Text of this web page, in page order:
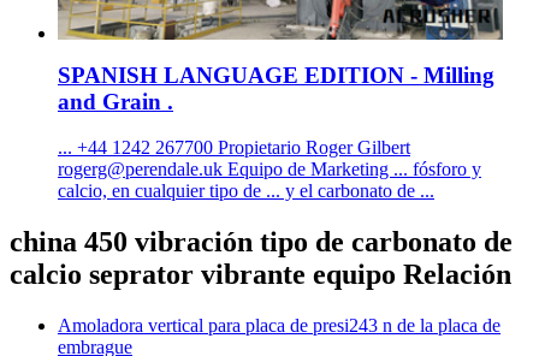
SPANISH LANGUAGE EDITION - Milling
and Grain .
... +44 1242 267700 Propietario Roger Gilbert
rogerg@perendale.uk Equipo de Marketing ... fósforo y
calcio, en cualquier tipo de ... y el carbonato de ...
china 450 vibración tipo de carbonato de
calcio seprator vibrante equipo Relación
Amoladora vertical para placa de presi243 n de la placa de
embrague